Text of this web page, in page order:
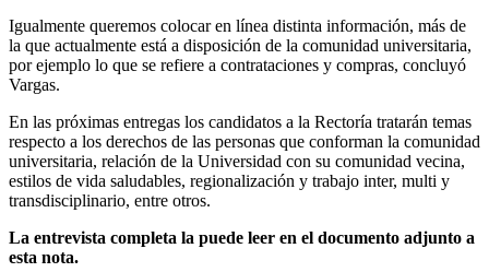
Igualmente queremos colocar en línea distinta información, más de
la que actualmente está a disposición de la comunidad universitaria,
por ejemplo lo que se refiere a contrataciones y compras, concluyó
Vargas.
En las próximas entregas los candidatos a la Rectoría tratarán temas
respecto a los derechos de las personas que conforman la comunidad
universitaria, relación de la Universidad con su comunidad vecina,
estilos de vida saludables, regionalización y trabajo inter, multi y
transdisciplinario, entre otros.
La entrevista completa la puede leer en el documento adjunto a
esta nota.